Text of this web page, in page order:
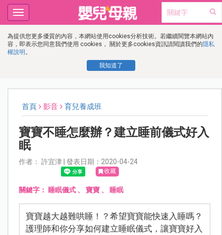
為提供您更多優質的內容，本網站使用cookies分析技術。若繼續閱覽本網站內
容，即表示您同意我們使用 cookies， 關於更多cookies資訊請閱讀我們的隱私
權說明 。
我知道了
Toggle
navigation
首頁 影音 育兒養成班
寶寶不睡怎麼辦？建立睡前儀式好入
眠
作者： 許宜津 | 發表日期：2020-04-24
收藏
關鍵字： 睡眠儀式、 寶寶、 睡眠
寶寶越大越難哄睡！？希望寶寶能快速入睡嗎？
護理師和你分享如何建立睡眠儀式，讓寶寶好入